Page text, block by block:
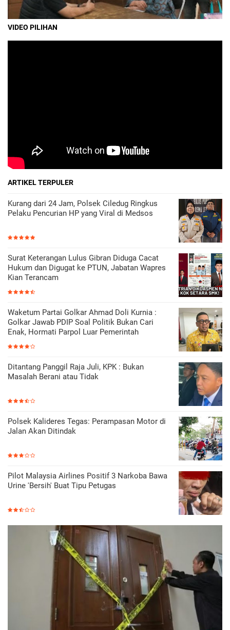
VIDEO PILIHAN
ARTIKEL TERPULER
Kurang dari 24 Jam, Polsek Ciledug Ringkus
Pelaku Pencurian HP yang Viral di Medsos
Surat Keterangan Lulus Gibran Diduga Cacat
Hukum dan Digugat ke PTUN, Jabatan Wapres
Kian Terancam
Waketum Partai Golkar Ahmad Doli Kurnia :
Golkar Jawab PDIP Soal Politik Bukan Cari
Enak, Hormati Parpol Luar Pemerintah
Ditantang Panggil Raja Juli, KPK : Bukan
Masalah Berani atau Tidak
Polsek Kalideres Tegas: Perampasan Motor di
Jalan Akan Ditindak
Pilot Malaysia Airlines Positif 3 Narkoba Bawa
Urine 'Bersih' Buat Tipu Petugas